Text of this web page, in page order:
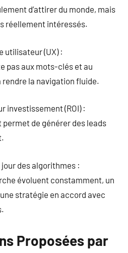
d’attirer du monde, mais
réellement intéressés.
utilisateur (UX) :
pas aux mots-clés et au
rendre la navigation fluide.
investissement (ROI) :
de générer des leads
jour des algorithmes :
évoluent constamment, un
stratégie en accord avec
Proposées par